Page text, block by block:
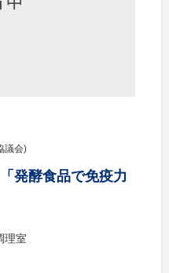
議会)
酵食品で免疫力
室